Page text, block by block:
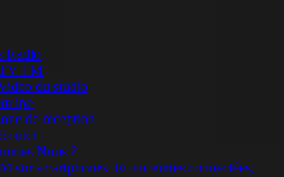
Radio
FM
du studio
de réception
Nous ?
sur smartphones, tv, enceintes connectées,